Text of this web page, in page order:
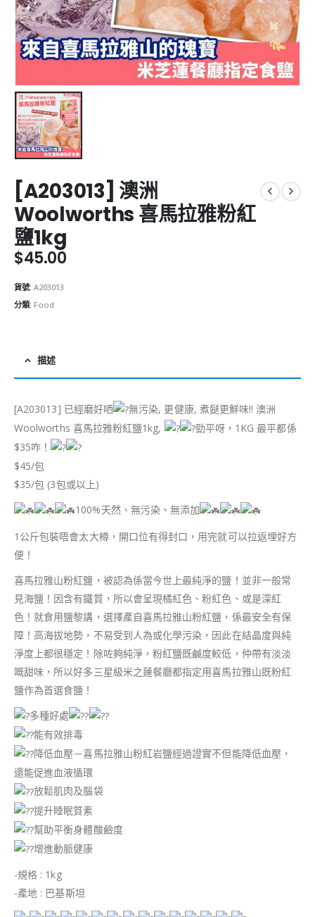
[A203013] 澳洲
Woolworths 喜馬拉雅粉紅
鹽1kg
$45.00
貨號: A203013
分類: Food
描述
[A203013] 已經磨好哂
無污染, 更健康, 煮餸更鮮味!! 澳洲
Woolworths 喜馬拉雅粉紅鹽1kg,
勁平呀，1KG 最平都係
$35咋！
$45/包
$35/包 (3包或以上)
100%天然、無污染、無添加
1公斤包裝唔會太大樽，開口位有得封口，用完就可以拉返埋好方
便！
喜馬拉雅山粉紅鹽，被認為係當今世上最純淨的鹽！並非一般常
見海鹽！因含有鐵質，所以會呈現橘紅色、粉紅色、或是深紅
色！就食用鹽黎講，選擇產自喜馬拉雅山粉紅鹽，係最安全有保
障！高海拔地勢，不易受到人為或化學污染，因此在結晶度與純
淨度上都很穩定！除咗夠純淨，粉紅鹽既鹹度較低，仲帶有淡淡
嘅甜味，所以好多三星級米之蓮餐廳都指定用喜馬拉雅山既粉紅
鹽作為首選食鹽！
多種好處
能有效排毒
降低血壓－喜馬拉雅山粉紅岩鹽經過證實不但能降低血壓，
還能促進血液循環
放鬆肌肉及腦袋
提升睡眠質素
幫助平衡身體酸鹼度
增進動脈健康
-規格 : 1kg
-產地 : 巴基斯坦